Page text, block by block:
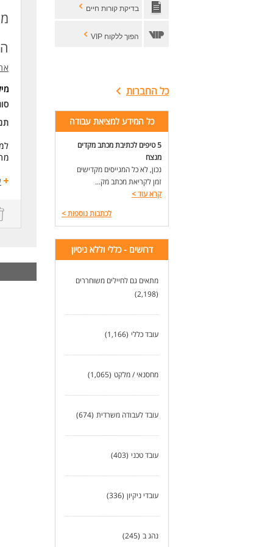
בדיקת קורות חיים
הפוך ללקוח VIP
כל החברות
כל המידע למציאת עבודה
5 טיפים לכתיבת מכתב מקדים
מנצח
נכון, לא כל המגייסים מקדישים
זמן לקריאת מכתב מק...
קרא עוד>
לכתבות נוספות>
דרושים - כללי וללא ניסיון
מתאים גם לחיילים משוחררים
(2,198)
עובד כללי (1,166)
מחסנאי / מלקט (1,065)
עובד לעבודה משרדית (674)
עובד טכני (403)
עובדי ניקיון (336)
נהג ב (245)
-
-
-
-
*